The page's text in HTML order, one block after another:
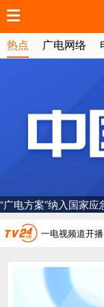
热点 广电网络
“广电方案”纳入国家
广电总局对互
AI赋能微短剧
一电视频道开播
“纵深推进”系
“一省一网”，